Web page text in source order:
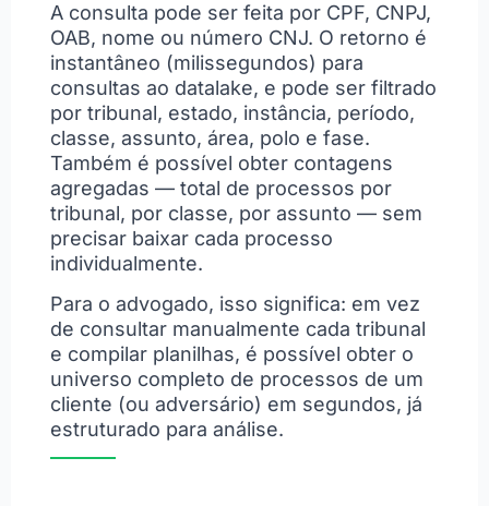
A consulta pode ser feita por CPF, CNPJ,
OAB, nome ou número CNJ. O retorno é
instantâneo (milissegundos) para
consultas ao datalake, e pode ser filtrado
por tribunal, estado, instância, período,
classe, assunto, área, polo e fase.
Também é possível obter contagens
agregadas — total de processos por
tribunal, por classe, por assunto — sem
precisar baixar cada processo
individualmente.
Para o advogado, isso significa: em vez
de consultar manualmente cada tribunal
e compilar planilhas, é possível obter o
universo completo de processos de um
cliente (ou adversário) em segundos, já
estruturado para análise.